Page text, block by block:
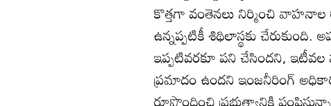
కొత్తగా వంతెనలు నిర్మించి వాహనాల
ఉన్నప్పటికీ శిథిలాస్థకు
ఇప్పటివరకూ పని చేసిందని, ఇటీవల
ప్రమాదం ఉందని ఇంజనీరింగ్‌